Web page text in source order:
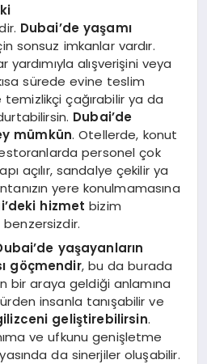
Dubai’de yaşamı
sonsuz imkanlar vardır.
alışverişini veya
sürede evine teslim
çağırabilir ya da
Dubai’de
mümkün. Otellerde, konut
personel çok
açılır, sandalye çekilir ya
yere konulmamasına
hizmet bizim
yaşayanların
göçmendir, bu da burada
bir araya geldiği anlamına
insanla tanışabilir ve
geliştirebilirsin.
ve ufkunu genişletme
da sinerjiler oluşabilir.